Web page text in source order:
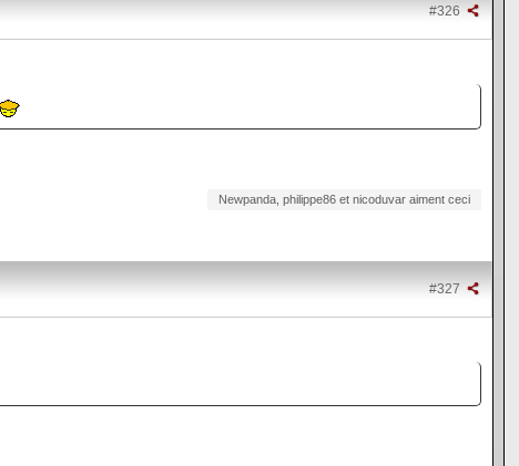
#326
Newpanda, philippe86 et nicoduvar aiment ceci
#327